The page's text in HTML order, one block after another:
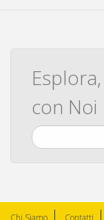
con Noi
Chi Siamo Contatti